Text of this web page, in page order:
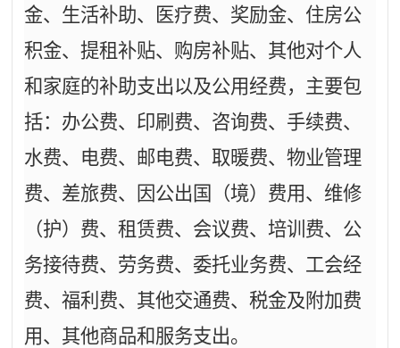
金、生活补助、医疗费、奖励金、住房公
积金、提租补贴、购房补贴、其他对个人
和家庭的补助支出以及公用经费，主要包
括：办公费、印刷费、咨询费、手续费、
水费、电费、邮电费、取暖费、物业管理
费、差旅费、因公出国（境）费用、维修
（护）费、租赁费、会议费、培训费、公
务接待费、劳务费、委托业务费、工会经
费、福利费、其他交通费、税金及附加费
用、其他商品和服务支出。